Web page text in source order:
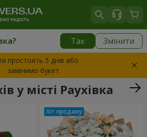
? Так Змінити
|
простоять 5 днів або
замінимо букет
у місті Раухівка